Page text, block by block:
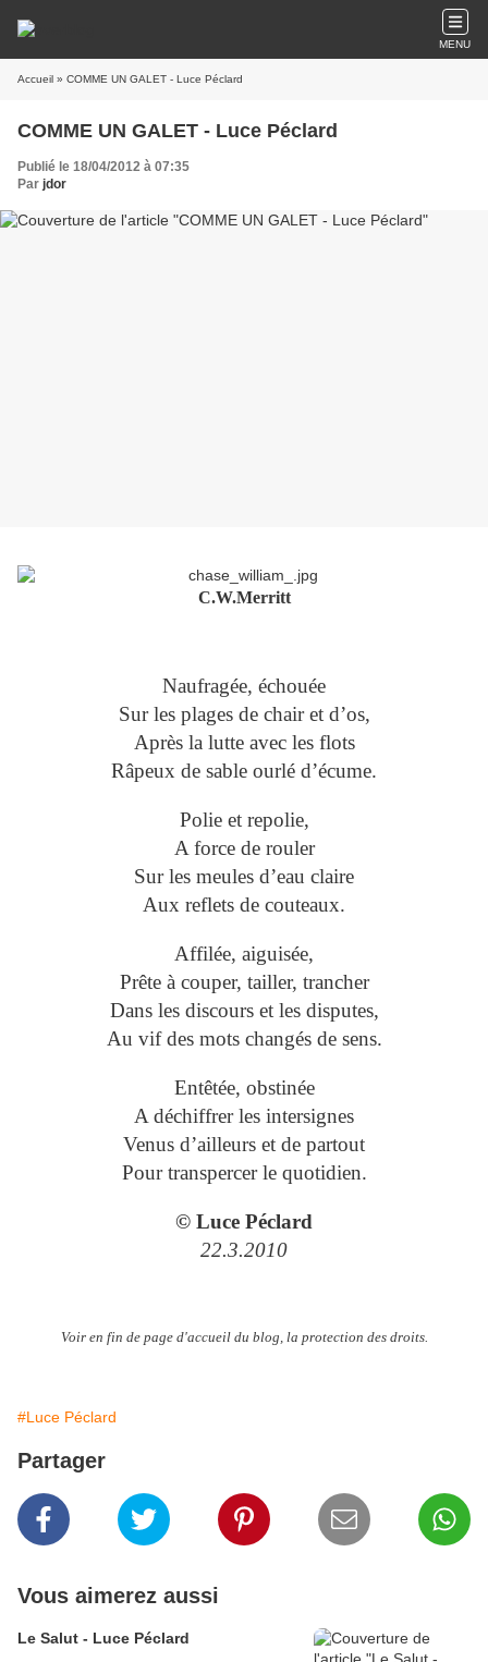
MENU
Accueil » COMME UN GALET - Luce Péclard
COMME UN GALET - Luce Péclard
Publié le 18/04/2012 à 07:35
Par jdor
C.W.Merritt
Naufragée, échouée
Sur les plages de chair et d’os,
Après la lutte avec les flots
Râpeux de sable ourlé d’écume.
Polie et repolie,
A force de rouler
Sur les meules d’eau claire
Aux reflets de couteaux.
Affilée, aiguisée,
Prête à couper, tailler, trancher
Dans les discours et les disputes,
Au vif des mots changés de sens.
Entêtée, obstinée
A déchiffrer les intersignes
Venus d’ailleurs et de partout
Pour transpercer le quotidien.
© Luce Péclard
22.3.2010
Voir en fin de page d'accueil du blog, la protection des droits.
#Luce Péclard
Partager
Vous aimerez aussi
Le Salut - Luce Péclard